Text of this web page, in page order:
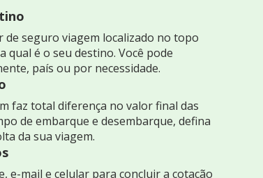
de seguro viagem localizado no topo
qual é o seu destino. Você pode
país ou por necessidade.
faz total diferença no valor final das
de embarque e desembarque, defina
da sua viagem.
e-mail e celular para concluir a cotação